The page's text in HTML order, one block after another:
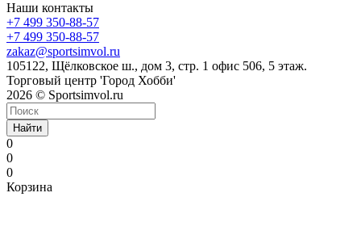
Наши контакты
+7 499 350-88-57
+7 499 350-88-57
zakaz@sportsimvol.ru
105122, Щёлковское ш., дом 3, стр. 1 офис 506, 5 этаж.
Торговый центр 'Город Хобби'
2026 © Sportsimvol.ru
Найти
0
0
0
Корзина